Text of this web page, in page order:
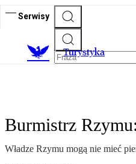
Serwisy
Turystyka
Burmistrz
Władze Rzymu mogą nie mieć